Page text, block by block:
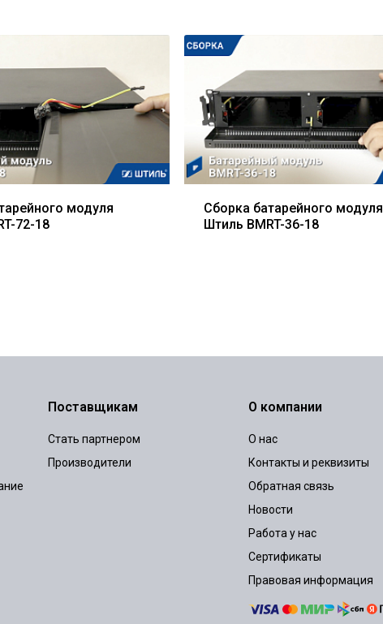
модуля
72-18
Сборка батарейного модуля
Штиль BMRT-36-18
Поставщикам
Стать партнером
Производители
О компании
О нас
Контакты и реквизиты
Обратная связь
Новости
Работа у нас
Сертификаты
Правовая информация